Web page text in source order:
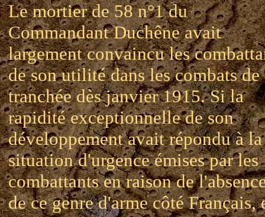
Le mortier de 58 n°1 du
Commandant Duchêne avait
largement convaincu les
de son utilité dans les combats de
tranchée dès janvier 1915. Si la
rapidité exceptionnelle de son
développement avait répondu à la
situation d'urgence émises par les
combattants en raison de
de ce genre d'arme côté Français,